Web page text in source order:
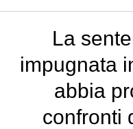
La
impugnata
abbia
confronti